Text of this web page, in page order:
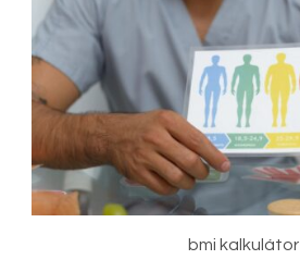
bmi kalkulátor